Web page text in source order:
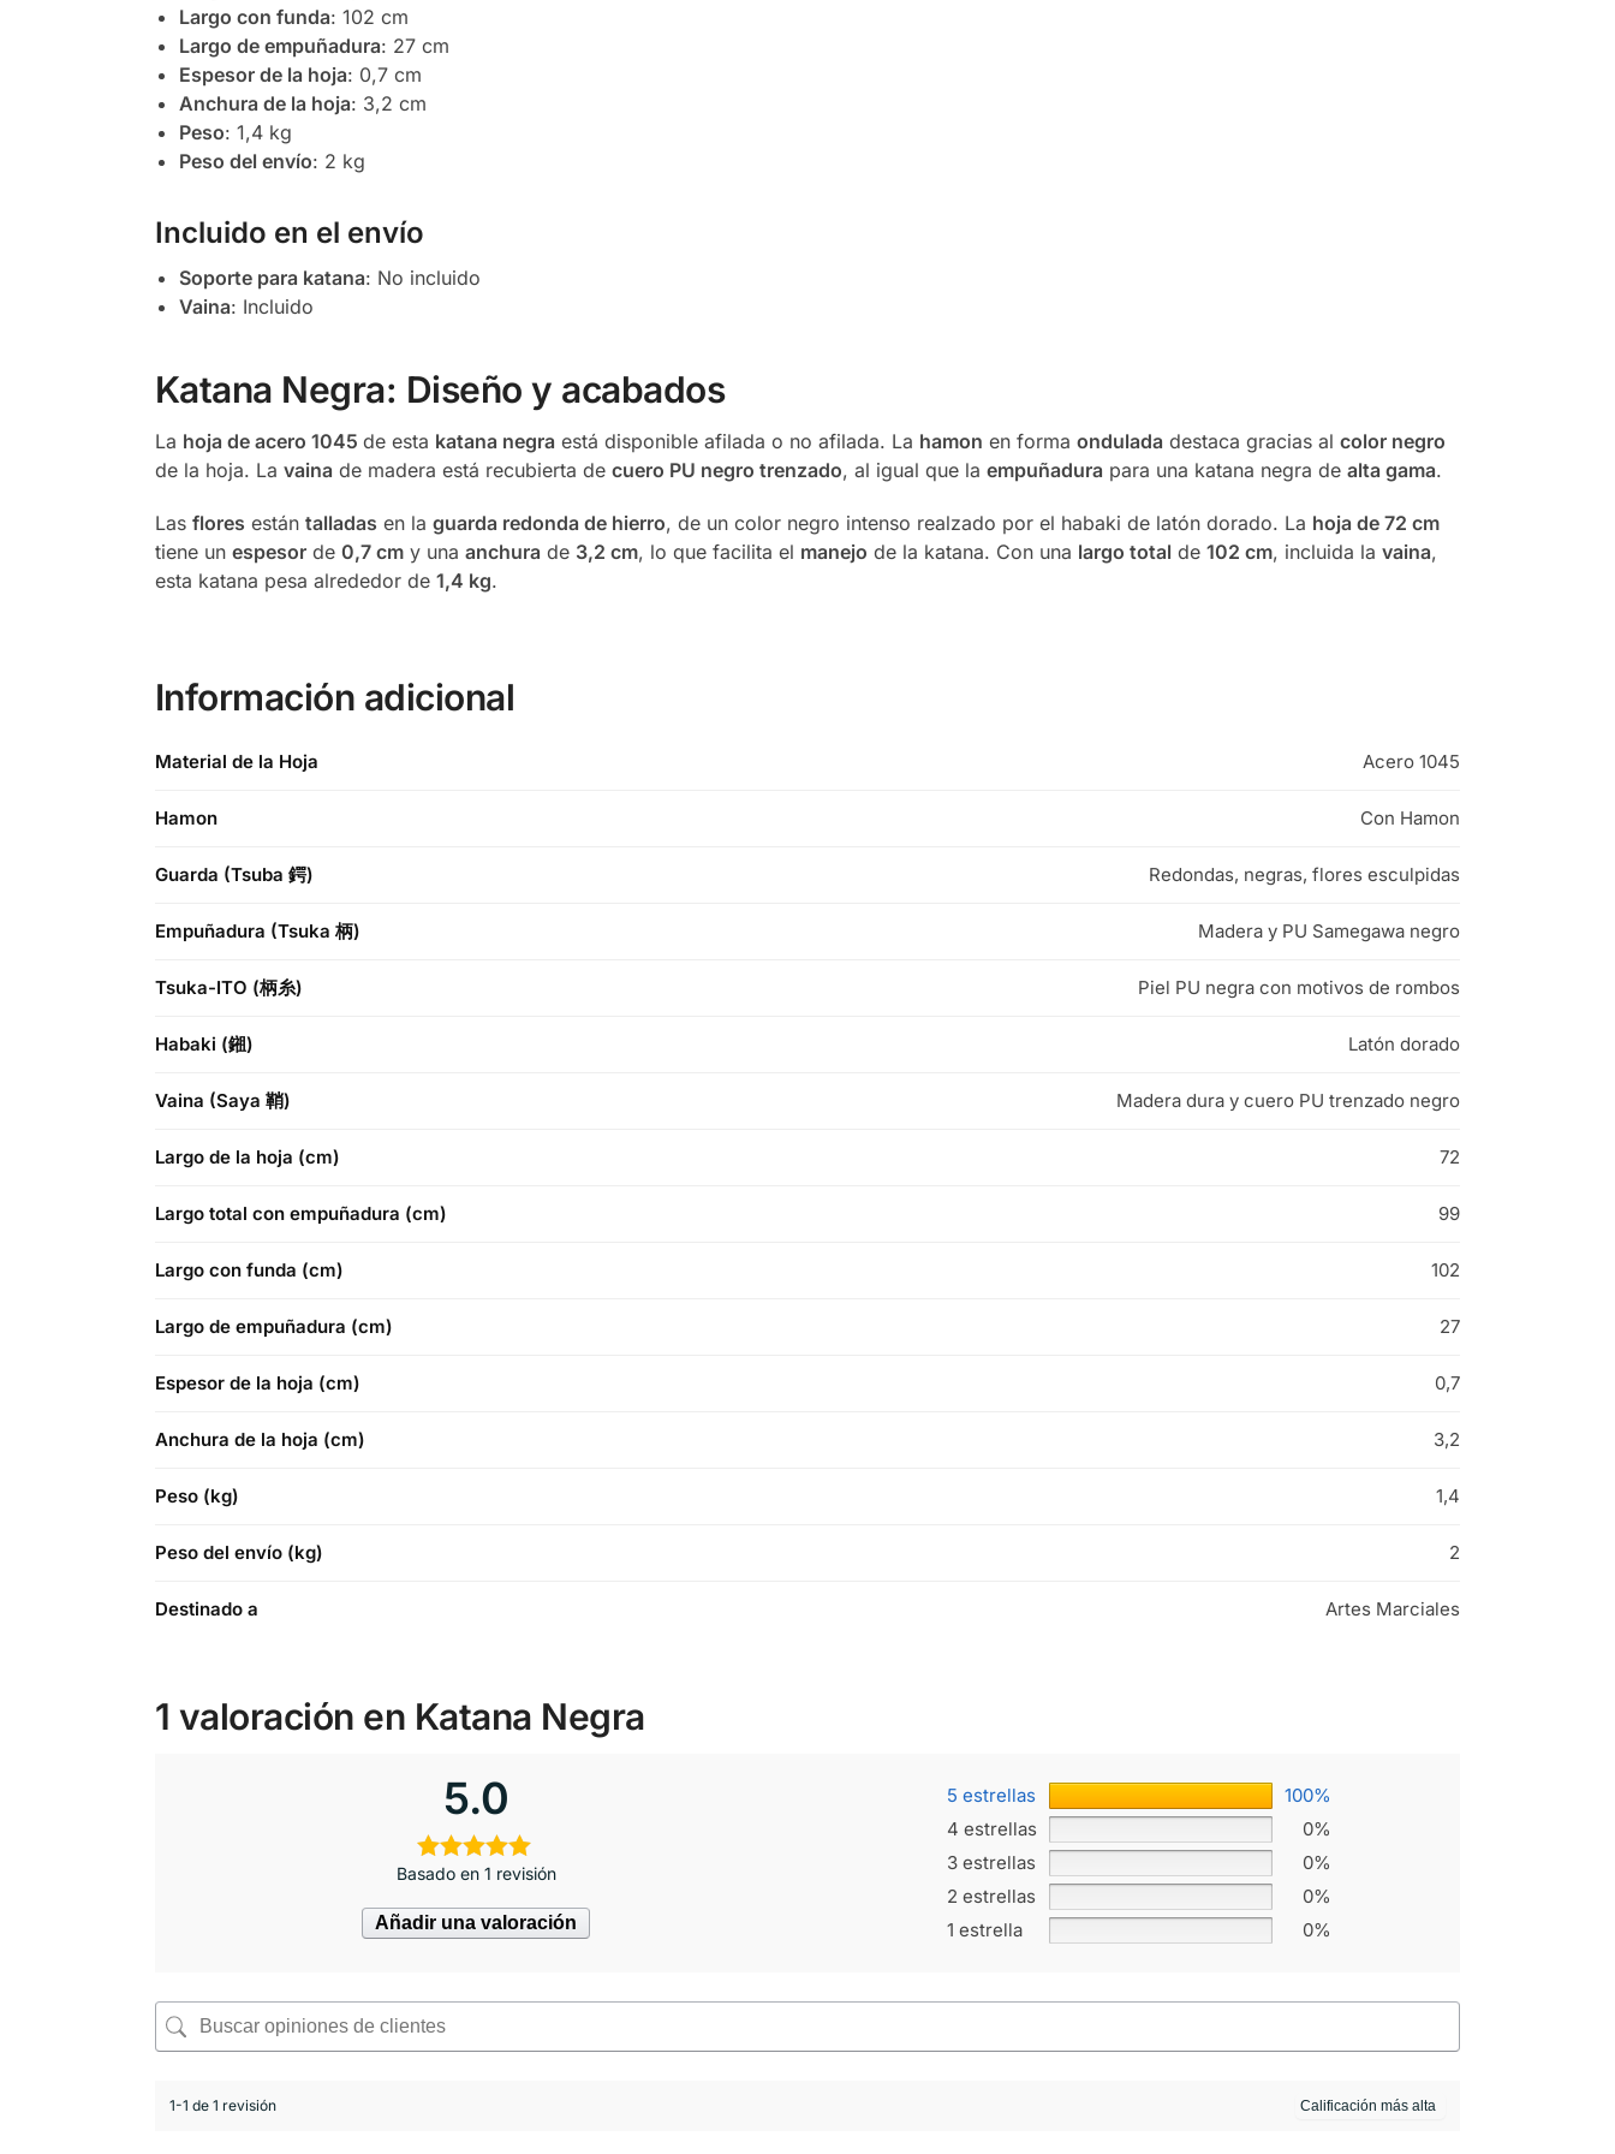
Largo con funda: 102 cm
Largo de empuñadura: 27 cm
Espesor de la hoja: 0,7 cm
Anchura de la hoja: 3,2 cm
Peso: 1,4 kg
Peso del envío: 2 kg
Incluido en el envío
Soporte para katana: No incluido
Vaina: Incluido
Katana Negra: Diseño y acabados
La hoja de acero 1045 de esta katana negra está disponible afilada o no afilada. La hamon en forma ondulada destaca gracias al color negro
de la hoja. La vaina de madera está recubierta de cuero PU negro trenzado, al igual que la empuñadura para una katana negra de alta gama.
Las flores están talladas en la guarda redonda de hierro, de un color negro intenso realzado por el habaki de latón dorado. La hoja de 72 cm
tiene un espesorde 0,7 cmy una anchura de 3,2 cm, lo que facilita el manejo de la katana. Con una largo total de 102 cm, incluida la vaina,
esta katana pesa alrededor de 1,4 kg.
Información adicional
Material de la Hoja Acero 1045
Hamon Con Hamon
Guarda (Tsuba 鍔) Redondas, negras, flores esculpidas
Empuñadura (Tsuka 柄) Madera y PU Samegawa negro
Tsuka-ITO (柄糸) Piel PU negra con motivos de rombos
Habaki (鎺) Latón dorado
Vaina (Saya 鞘) Madera dura y cuero PU trenzado negro
Largo de la hoja (cm) 72
Largo total con empuñadura (cm) 99
Largo con funda (cm) 102
Largo de empuñadura (cm) 27
Espesor de la hoja (cm) 0,7
Anchura de la hoja (cm) 3,2
Peso (kg) 1,4
Peso del envío (kg) 2
Destinado a Artes Marciales
1 valoración en Katana Negra
5.0
Basado en 1 revisión
Añadir una valoración
5 estrellas
100%
4 estrellas
0%
3 estrellas
0%
2 estrellas
0%
1 estrella
0%
1-1 de 1 revisión